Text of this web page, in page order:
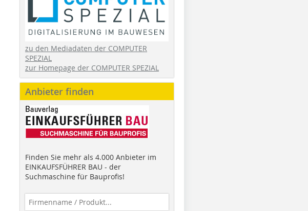
zu den Mediadaten der COMPUTER
SPEZIAL
zur Homepage der COMPUTER SPEZIAL
Anbieter finden
Finden Sie mehr als 4.000 Anbieter im
EINKAUFSFÜHRER BAU - der
Suchmaschine für Bauprofis!